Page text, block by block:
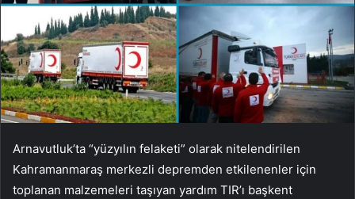
Arnavutluk’ta “yüzyılın felaketi” olarak nitelendirilen
Kahramanmaraş merkezli depremden etkilenenler için
toplanan malzemeleri taşıyan yardım TIR’ı başkent